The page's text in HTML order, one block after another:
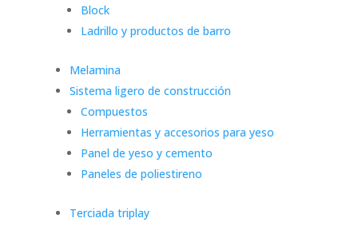
Block
Ladrillo y productos de barro
Melamina
Sistema ligero de construcción
Compuestos
Herramientas y accesorios para yeso
Panel de yeso y cemento
Paneles de poliestireno
Terciada triplay